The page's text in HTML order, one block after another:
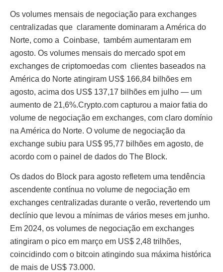
Os volumes mensais de negociação para exchanges
centralizadas que claramente dominaram a América do
Norte, como a Coinbase, também aumentaram em
agosto. Os volumes mensais do mercado spot em
exchanges de criptomoedas com clientes baseados na
América do Norte atingiram US$ 166,84 bilhões em
agosto, acima dos US$ 137,17 bilhões em julho — um
aumento de 21,6%.Crypto.com capturou a maior fatia do
volume de negociação em exchanges, com claro domínio
na América do Norte. O volume de negociação da
exchange subiu para US$ 95,77 bilhões em agosto, de
acordo com o painel de dados do The Block.
Os dados do Block para agosto refletem uma tendência
ascendente contínua no volume de negociação em
exchanges centralizadas durante o verão, revertendo um
declínio que levou a mínimas de vários meses em junho.
Em 2024, os volumes de negociação em exchanges
atingiram o pico em março em US$ 2,48 trilhões,
coincidindo com o bitcoin atingindo sua máxima histórica
de mais de US$ 73.000.